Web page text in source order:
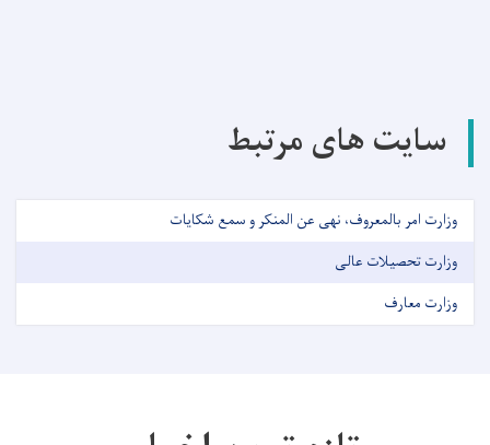
سایت های مرتبط
وزارت امر بالمعروف، نهی عن المنکر و سمع شکایات
وزارت تحصیلات عالی
وزارت معارف